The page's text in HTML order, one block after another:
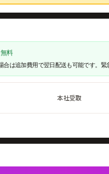
料
合は追加費用で翌日配送も可能です。
本社受取